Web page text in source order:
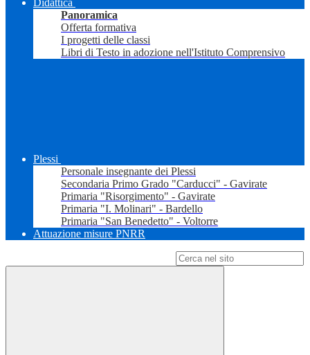
Didattica
Panoramica
Offerta formativa
I progetti delle classi
Libri di Testo in adozione nell'Istituto Comprensivo
Plessi
Personale insegnante dei Plessi
Secondaria Primo Grado "Carducci" - Gavirate
Primaria "Risorgimento" - Gavirate
Primaria "I. Molinari" - Bardello
Primaria "San Benedetto" - Voltorre
Attuazione misure PNRR